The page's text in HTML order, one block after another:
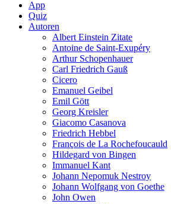
App
Quiz
Autoren
Albert Einstein Zitate
Antoine de Saint-Exupéry
Arthur Schopenhauer
Carl Friedrich Gauß
Cicero
Emanuel Geibel
Emil Gött
Georg Kreisler
Giacomo Casanova
Friedrich Hebbel
François de La Rochefoucauld
Hildegard von Bingen
Immanuel Kant
Johann Nepomuk Nestroy
Johann Wolfgang von Goethe
John Owen